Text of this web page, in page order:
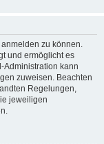
zu können.
und ermöglicht es
Administration kann
zuweisen. Beachten
Regelungen,
jeweiligen